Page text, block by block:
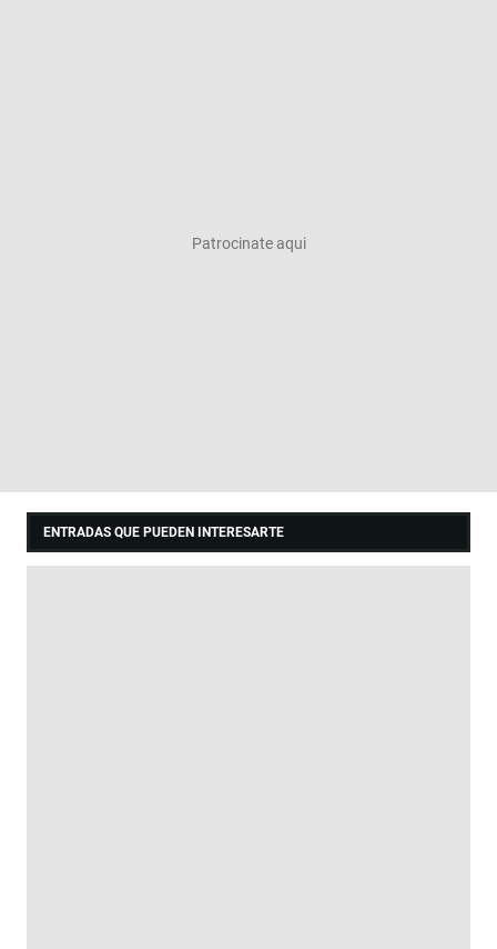
ENTRADAS QUE PUEDEN INTERESARTE